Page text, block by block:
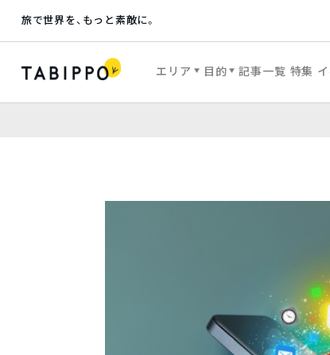
旅で世界を、もっと素敵に。
エリア 目的 記事一覧 特集